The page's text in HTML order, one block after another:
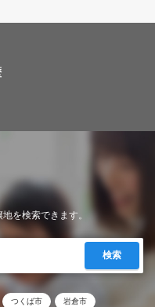
を検索できます。
検索
つくば市 岩倉市